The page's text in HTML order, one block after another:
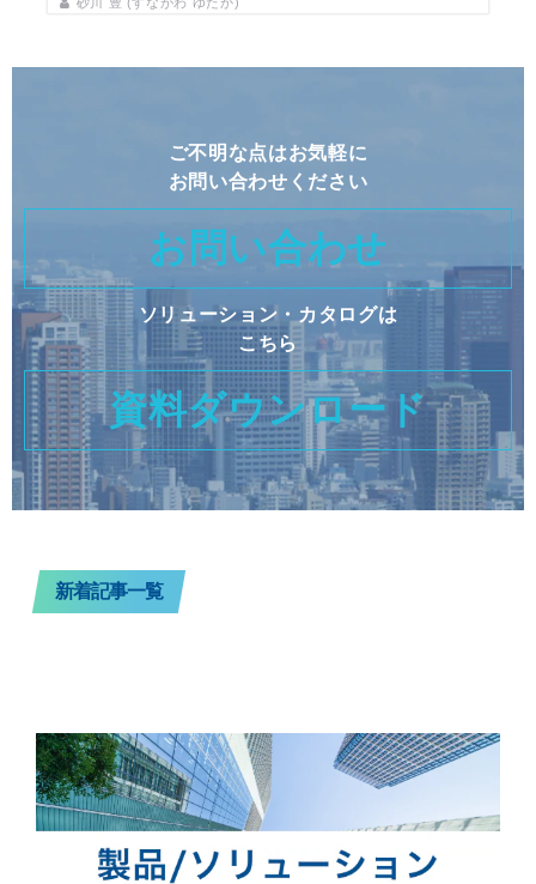
ご不明な点はお気軽に
お問い合わせください
お問い合わせ
ソリューション・カタログは
こちら
資料ダウンロード
新着記事一覧